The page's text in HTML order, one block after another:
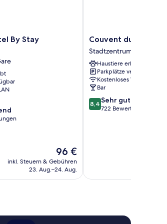
By Stay
Der
Preis
beträgt
96 €
inkl. Steuern & Gebühren
23. Aug.–24. Aug.
Couvent
du
Franciscain
Stadtzentrum
-
Petite
France
Couvent du
Stadtzentrum - Petite
Haustiere erlaubt
Parkplätze verfügbar
Kostenloses WLAN
Bar
8.4
von
8,4 Sehr gut
722 Bewertungen